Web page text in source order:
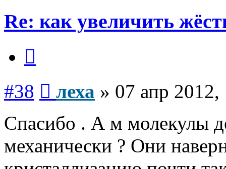
Re: как увеличить
#38 леха » 07 апр 2012,
Спасибо . А м молекулы
механически ? Они